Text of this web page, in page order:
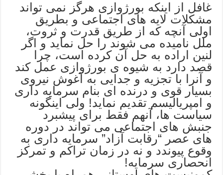
غافل از اینکه بورژوازی هرگز نمی تواند
مشکلات لایه های اجتماعی و بطریق
اولی آنچه که از طریق قدرت و ثروت،
ملل نامیده می شوند را حل نماید و اگر
لنین اراده به حل آن کرده است، چرا
قصد دارد به شیوه ی بورژوازی عمل کند
و آنرا با تجزیه و جدایی به آغوش نیروی
بسیار قوی و درنده ای بنام سرمایه داری
و امپریالیسم تقدیم نماید! ولی اینگونه
سیاست ها، آنهم فقط برای پیشبرد
جنبش های اجتماعی می تواند در دوره
های عصر “رقابت آزاد” سرمایه داری به
وقوع پیوندد و نه در زمان تراکم و تمرکز
انحصاری سرمایه!